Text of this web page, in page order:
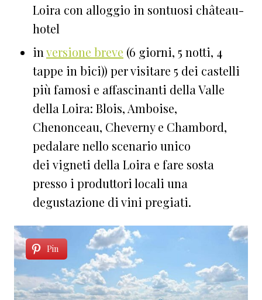
Loira con alloggio in sontuosi château-
hotel
in versione breve (6 giorni, 5 notti, 4
tappe in bici)) per visitare 5 dei castelli
più famosi e affascinanti della Valle
della Loira: Blois, Amboise,
Chenonceau, Cheverny e Chambord,
pedalare nello scenario unico
dei vigneti della Loira e fare sosta
presso i produttori locali una
degustazione di vini pregiati.
Pin